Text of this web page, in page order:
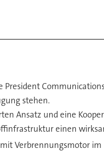
President
stehen.
Ansatz und eine
einen
Verbrennungsmotor im